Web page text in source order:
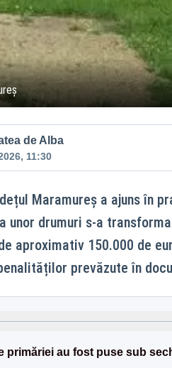
de Alba
11:30
Maramureș a ajuns în
unor drumuri s-a
aproximativ 150.000 de
prevăzute în
primăriei au fost puse sub